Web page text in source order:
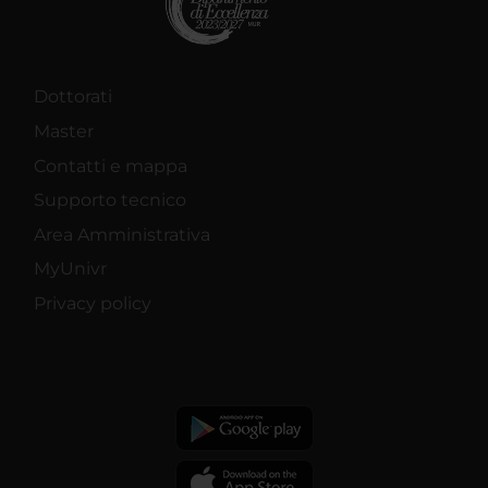
Dottorati
Master
Contatti e mappa
Supporto tecnico
Area Amministrativa
MyUnivr
Privacy policy